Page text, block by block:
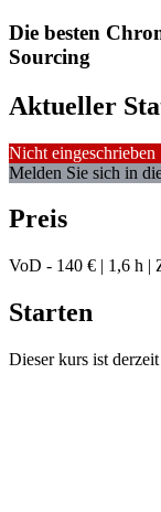
Die besten
Sourcing
Aktueller
Nicht eingeschrieben
Melden Sie sich in
Preis
VoD - 140 € | 1,6 h |
Starten
Dieser kurs ist derzeit